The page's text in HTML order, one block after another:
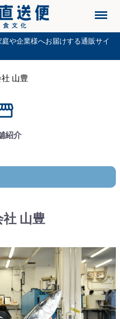
Menu
や企業様へお届けする通販サイ
山豊
紹介
山豊